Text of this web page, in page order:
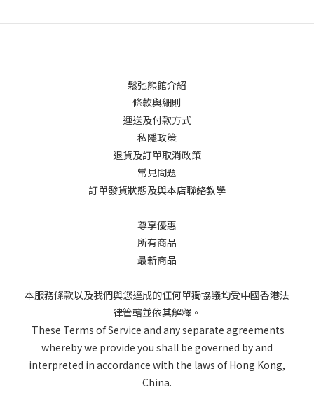
鬆弛熊館介紹
條款與細則
運送及付款方式
私隱政策
退貨及訂單取消政策
常見問題
訂單發貨狀態及與本店聯絡教學
尊享優惠
所有商品
最新商品
本服務條款以及我們與您達成的任何單獨協議均受中國香港法
律管轄並依其解釋。
These Terms of Service and any separate agreements
whereby we provide you shall be governed by and
interpreted in accordance with the laws of Hong Kong,
China.